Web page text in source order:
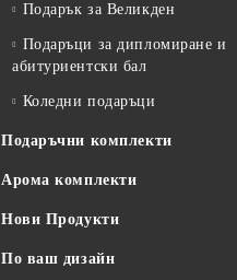
Подарък за Великден
Подаръци за дипломиране и
абитуриентски бал
Коледни подаръци
Подаръчни комплекти
Арома комплекти
Нови Продукти
По ваш дизайн